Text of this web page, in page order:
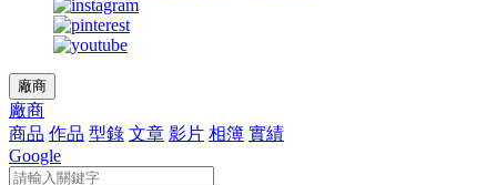
廠商
廠商
商品 作品 型錄 文章 影片 相簿 實績
Google